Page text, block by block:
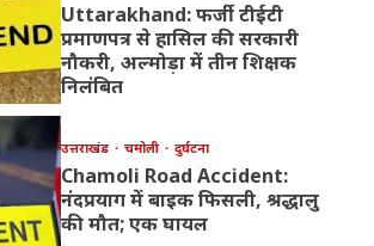
Uttarakhand: फर्जी टीईटी
प्रमाणपत्र से हासिल की सरकारी
नौकरी, अल्मोड़ा में तीन शिक्षक
निलंबित
उत्तराखंड चमोली दुर्घटना
Chamoli Road Accident:
नंदप्रयाग में बाइक फिसली, श्रद्धालु
की मौत; एक घायल